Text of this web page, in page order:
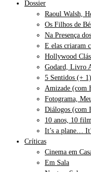
Dossier
Raoul Walsh,
Os Filhos de
Na Presença
E elas criaram
Hollywood
Godard, Livro
5 Sentidos (+ 1)
Amizade (com
Fotograma,
Diálogos (com
10 anos, 10
It’s a plane…
Críticas
Cinema em
Em Sala